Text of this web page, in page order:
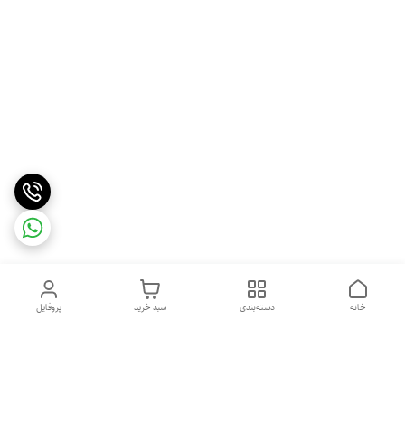
پروفایل سبد خرید دسته‌بندی خانه